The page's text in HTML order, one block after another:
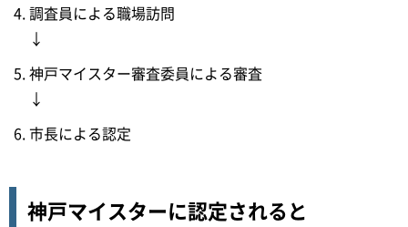
調査員による職場訪問
↓
神戸マイスター審査委員による審査
↓
市長による認定
神戸マイスターに認定されると